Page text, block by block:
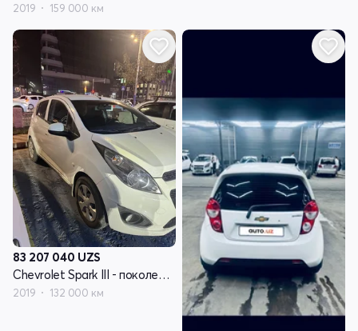
2019 159 000 км
83 207 040 UZS
Chevrolet Spark III - поколение
2019 132 000 км